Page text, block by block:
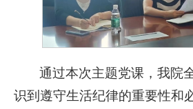
通过本次主题党课，我院
识到遵守生活纪律的重要性和